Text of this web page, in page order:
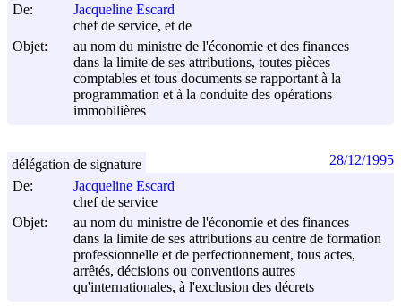
De:
Jacqueline Escard
chef de service, et de
Objet:
au nom du ministre de l'économie et des finances
dans la limite de ses attributions, toutes pièces
comptables et tous documents se rapportant à la
programmation et à la conduite des opérations
immobilières
De:
Jacqueline Escard
chef de service
Objet:
au nom du ministre de l'économie et des finances
dans la limite de ses attributions au centre de formation
professionnelle et de perfectionnement, tous actes,
arrêtés, décisions ou conventions autres
qu'internationales, à l'exclusion des décrets
délégation de signature 28/12/1995